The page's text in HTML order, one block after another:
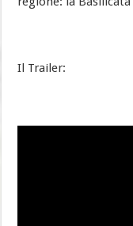
Il Trailer: